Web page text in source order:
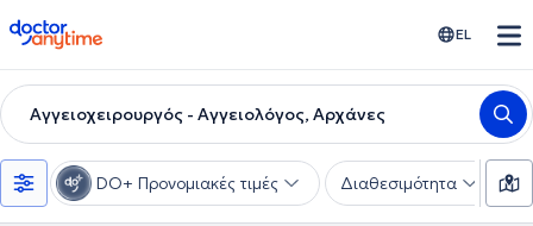
doctoranytime EL
Αγγειοχειρουργός - Αγγειολόγος, Αρχάνες
DO+ Προνομιακές τιμές Διαθεσιμότητα